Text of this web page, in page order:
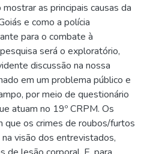
as principais causas da
e como a polícia
para o combate à
será o exploratório,
discussão na nossa
em um problema público e
por meio de questionário
atuam no 19º CRPM. Os
que os crimes de roubos/furtos
visão dos entrevistados,